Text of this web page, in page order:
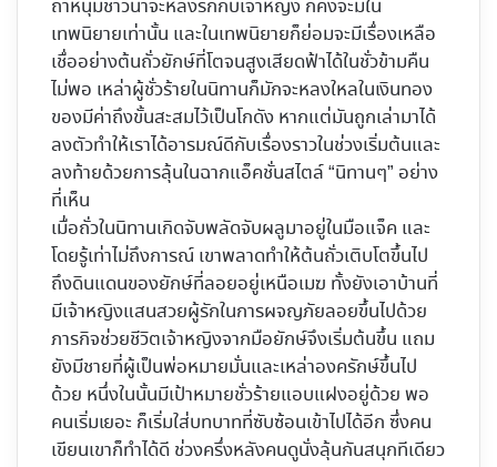
ถ้าหนุ่มชาวนาจะหลงรักกับเจ้าหญิง ก็คงจะมีใน
เทพนิยายเท่านั้น และในเทพนิยายก็ย่อมจะมีเรื่องเหลือ
เชื่ออย่างต้นถั่วยักษ์ที่โตจนสูงเสียดฟ้าได้ในชั่วข้ามคืน
ไม่พอ เหล่าผู้ชั่วร้ายในนิทานก็มักจะหลงใหลในเงินทอง
ของมีค่าถึงขั้นสะสมไว้เป็นโกดัง หากแต่มันถูกเล่ามาได้
ลงตัวทำให้เราได้อารมณ์ดีกับเรื่องราวในช่วงเริ่มต้นและ
ลงท้ายด้วยการลุ้นในฉากแอ็คชั่นสไตล์ “นิทานๆ” อย่าง
ที่เห็น
เมื่อถั่วในนิทานเกิดจับพลัดจับผลูมาอยู่ในมือแจ็ค และ
โดยรู้เท่าไม่ถึงการณ์ เขาพลาดทำให้ต้นถั่วเติบโตขึ้นไป
ถึงดินแดนของยักษ์ที่ลอยอยู่เหนือเมฆ ทั้งยังเอาบ้านที่
มีเจ้าหญิงแสนสวยผู้รักในการผจญภัยลอยขึ้นไปด้วย
ภารกิจช่วยชีวิตเจ้าหญิงจากมือยักษ์จึงเริ่มต้นขึ้น แถม
ยังมีชายที่ผู้เป็นพ่อหมายมั่นและเหล่าองครักษ์ขึ้นไป
ด้วย หนึ่งในนั้นมีเป้าหมายชั่วร้ายแอบแฝงอยู่ด้วย พอ
คนเริ่มเยอะ ก็เริ่มใส่บทบาทที่ซับซ้อนเข้าไปได้อีก ซึ่งคน
เขียนเขาก็ทำได้ดี ช่วงครึ่งหลังคนดูนั่งลุ้นกันสนุกทีเดียว